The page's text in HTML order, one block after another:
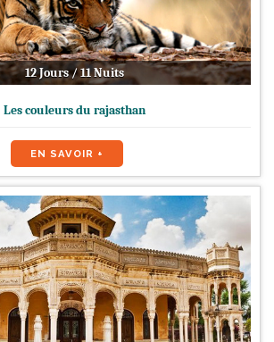
12 Jours / 11 Nuits
Les couleurs du rajasthan
EN SAVOIR +